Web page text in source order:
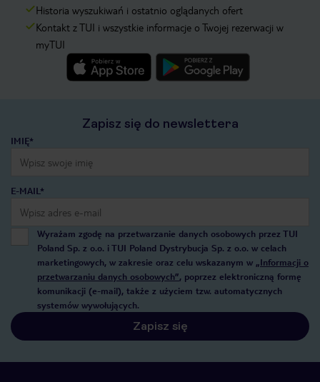
Historia wyszukiwań i ostatnio oglądanych ofert
Kontakt z TUI i wszystkie informacje o Twojej rezerwacji w
myTUI
Zapisz się do newslettera
IMIĘ*
E-MAIL*
Wyrażam zgodę na przetwarzanie danych osobowych przez TUI
Poland Sp. z o.o. i TUI Poland Dystrybucja Sp. z o.o. w celach
marketingowych, w zakresie oraz celu wskazanym w „Informacji o
przetwarzaniu danych osobowych”, poprzez elektroniczną formę
komunikacji (e-mail), także z użyciem tzw. automatycznych
systemów wywołujących.
Zapisz się